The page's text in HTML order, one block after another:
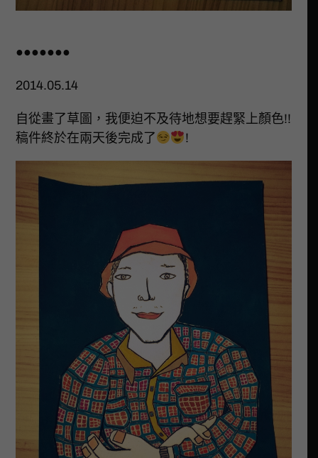
●●●●●●●
2014.05.14
自從畫了草圖，我便迫不及待地想要趕緊上顏色!!
稿件終於在兩天後完成了
!